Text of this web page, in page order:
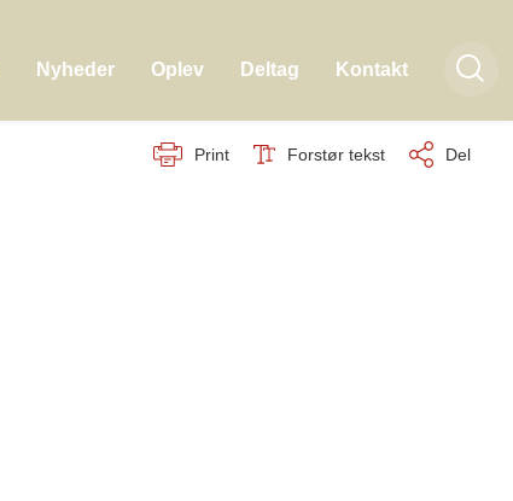
Nyheder Oplev Deltag Kontakt
Print Forstør tekst Del